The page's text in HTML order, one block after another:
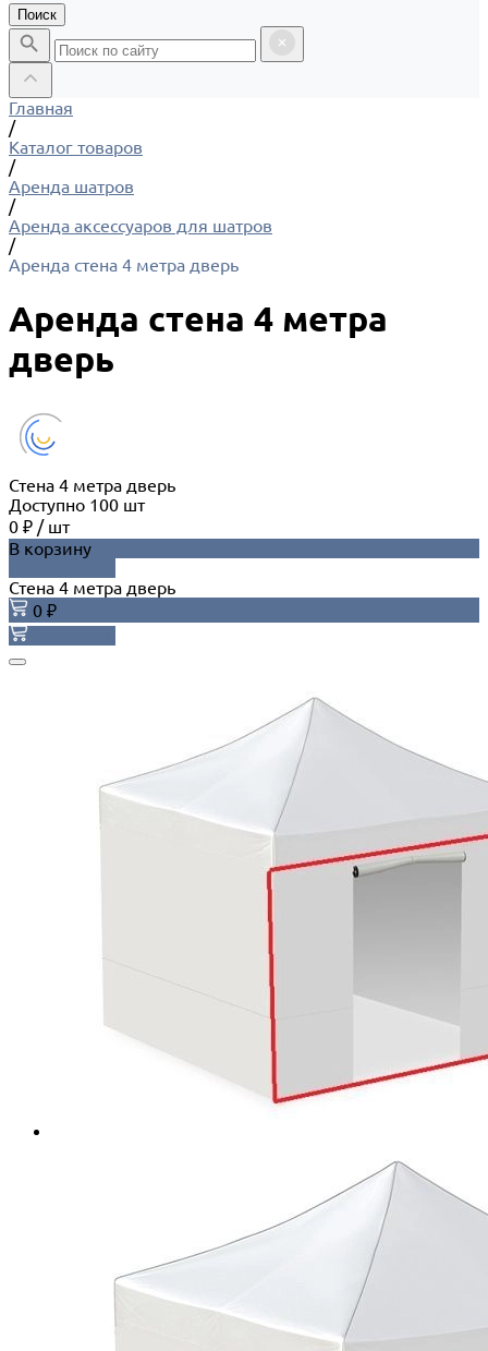
Поиск
Главная
/
Каталог товаров
/
Аренда шатров
/
Аренда аксессуаров для шатров
/
Аренда стена 4 метра дверь
Аренда стена 4 метра
дверь
Стена 4 метра дверь
Доступно 100 шт
0 ₽ / шт
В корзину
Стена 4 метра дверь
0 ₽